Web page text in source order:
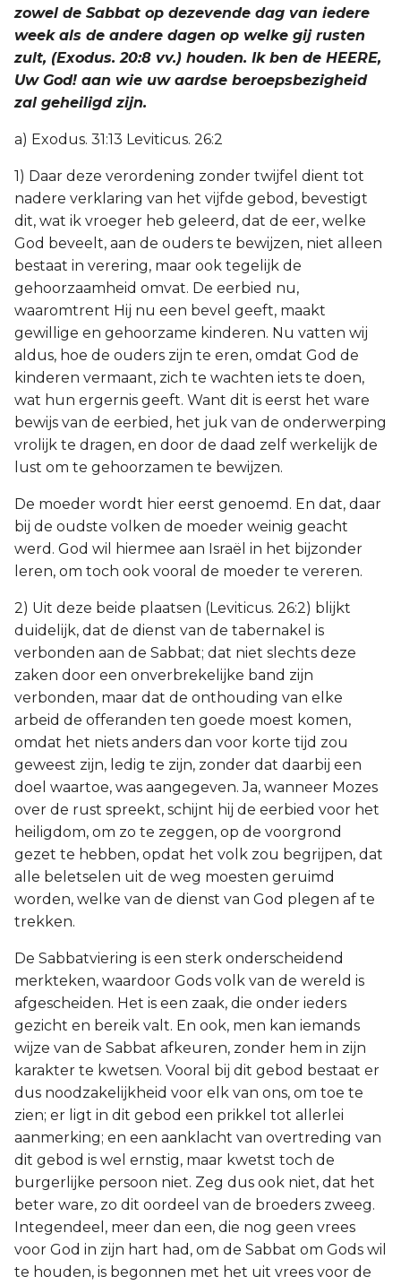
3 Johannes
Judas
Openbaring
zowel de Sabbat op dezevende dag van iedere
week als de andere dagen op welke gij rusten
zult, (Exodus. 20:8 vv.) houden. Ik ben de HEERE,
Uw God! aan wie uw aardse beroepsbezigheid
zal geheiligd zijn.
a) Exodus. 31:13 Leviticus. 26:2
1) Daar deze verordening zonder twijfel dient tot
nadere verklaring van het vijfde gebod, bevestigt
dit, wat ik vroeger heb geleerd, dat de eer, welke
God beveelt, aan de ouders te bewijzen, niet alleen
bestaat in verering, maar ook tegelijk de
gehoorzaamheid omvat. De eerbied nu,
waaromtrent Hij nu een bevel geeft, maakt
gewillige en gehoorzame kinderen. Nu vatten wij
aldus, hoe de ouders zijn te eren, omdat God de
kinderen vermaant, zich te wachten iets te doen,
wat hun ergernis geeft. Want dit is eerst het ware
bewijs van de eerbied, het juk van de onderwerping
vrolijk te dragen, en door de daad zelf werkelijk de
lust om te gehoorzamen te bewijzen.
De moeder wordt hier eerst genoemd. En dat, daar
bij de oudste volken de moeder weinig geacht
werd. God wil hiermee aan Israël in het bijzonder
leren, om toch ook vooral de moeder te vereren.
2) Uit deze beide plaatsen (Leviticus. 26:2) blijkt
duidelijk, dat de dienst van de tabernakel is
verbonden aan de Sabbat; dat niet slechts deze
zaken door een onverbrekelijke band zijn
verbonden, maar dat de onthouding van elke
arbeid de offeranden ten goede moest komen,
omdat het niets anders dan voor korte tijd zou
geweest zijn, ledig te zijn, zonder dat daarbij een
doel waartoe, was aangegeven. Ja, wanneer Mozes
over de rust spreekt, schijnt hij de eerbied voor het
heiligdom, om zo te zeggen, op de voorgrond
gezet te hebben, opdat het volk zou begrijpen, dat
alle beletselen uit de weg moesten geruimd
worden, welke van de dienst van God plegen af te
trekken.
De Sabbatviering is een sterk onderscheidend
merkteken, waardoor Gods volk van de wereld is
afgescheiden. Het is een zaak, die onder ieders
gezicht en bereik valt. En ook, men kan iemands
wijze van de Sabbat afkeuren, zonder hem in zijn
karakter te kwetsen. Vooral bij dit gebod bestaat er
dus noodzakelijkheid voor elk van ons, om toe te
zien; er ligt in dit gebod een prikkel tot allerlei
aanmerking; en een aanklacht van overtreding van
dit gebod is wel ernstig, maar kwetst toch de
burgerlijke persoon niet. Zeg dus ook niet, dat het
beter ware, zo dit oordeel van de broeders zweeg.
Integendeel, meer dan een, die nog geen vrees
voor God in zijn hart had, om de Sabbat om Gods wil
te houden, is begonnen met het uit vrees voor de